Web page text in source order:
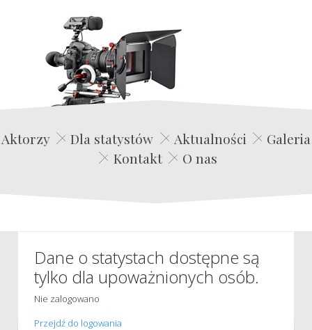
Edwin Film Agencja Aktorska
Aktorzy Dla statystów Aktualności
Galeria
Kontakt
O nas
Dane o statystach dostępne są
tylko dla upoważnionych osób.
Nie zalogowano
Przejdź do logowania